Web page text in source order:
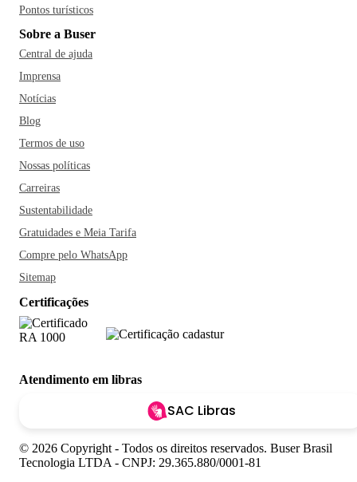
Pontos turísticos
Sobre a Buser
Central de ajuda
Imprensa
Notícias
Blog
Termos de uso
Nossas políticas
Carreiras
Sustentabilidade
Gratuidades e Meia Tarifa
Compre pelo WhatsApp
Sitemap
Certificações
Atendimento em libras
SAC Libras
© 2026 Copyright - Todos os direitos reservados. Buser Brasil
Tecnologia LTDA - CNPJ: 29.365.880/0001-81